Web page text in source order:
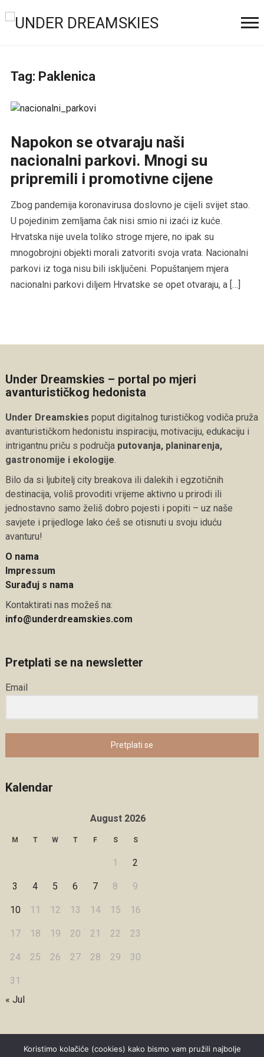
Tag: Paklenica
Napokon se otvaraju naši
nacionalni parkovi. Mnogi su
pripremili i promotivne cijene
Zbog pandemija koronavirusa doslovno je cijeli svijet stao.
U pojedinim zemljama čak nisi smio ni izaći iz kuće.
Hrvatska nije uvela toliko stroge mjere, no ipak su
mnogobrojni objekti morali zatvoriti svoja vrata. Nacionalni
parkovi iz toga nisu bili isključeni. Popuštanjem mjera
nacionalni parkovi diljem Hrvatske se opet otvaraju, a […]
Under Dreamskies – portal po mjeri
avanturističkog hedonista
Under Dreamskies poput digitalnog turističkog vodiča pruža
avanturističkom hedonistu inspiraciju, motivaciju, edukaciju i
intrigantnu priču s područja putovanja, planinarenja,
gastronomije i ekologije.
Bilo da si ljubitelj city breakova ili dalekih i egzotičnih
destinacija, voliš provoditi vrijeme aktivno u prirodi ili
jednostavno samo želiš dobro pojesti i popiti – uz naše
savjete i prijedloge lako ćeš se otisnuti u svoju iduću
avanturu!
O nama
Impressum
Surađuj s nama
Kontaktirati nas možeš na:
info@underdreamskies.com
Pretplati se na newsletter
Email
Pretplati se
Kalendar
August 2026
M T W T F S S
1 2
3 4 5 6 7 8 9
10 11 12 13 14 15 16
17 18 19 20 21 22 23
24 25 26 27 28 29 30
31
« Jul
Koristimo kolačiće (cookies) kako bismo vam pružili najbolje